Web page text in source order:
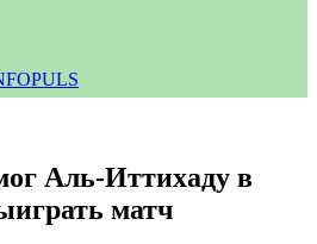
Аль-Иттихаду в
матч